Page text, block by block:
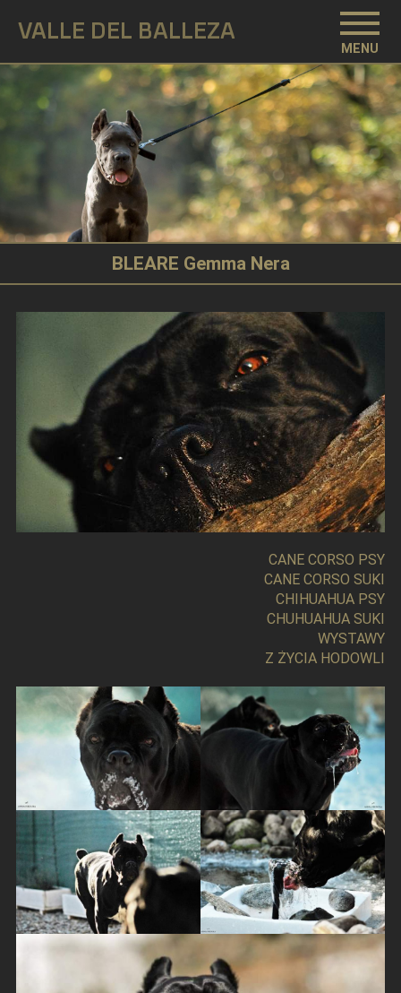
VALLE DEL BALLEZA
MENU
BLEARE Gemma Nera
CANE CORSO PSY
CANE CORSO SUKI
CHIHUAHUA PSY
CHUHUAHUA SUKI
WYSTAWY
Z ŻYCIA HODOWLI